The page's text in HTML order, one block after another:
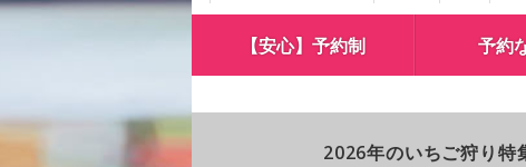
【安心】予約制 予約
2026年のいちご狩り特